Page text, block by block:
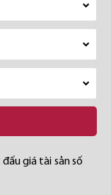
giá tài sản số